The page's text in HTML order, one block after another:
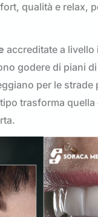
qualità e relax,
accreditate a
godere di piani
per le strade
trasforma